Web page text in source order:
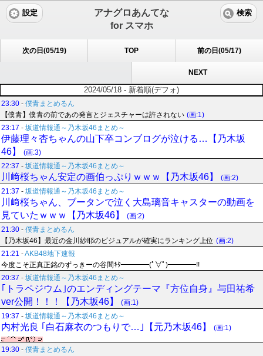
アナグロあんてな
for スマホ
設定 検索
次の日(05/19) TOP 前の日(05/17)
NEXT
2024/05/18 - 新着順(デフォ)
23:30 - 僕青まとめるん
【僕青】僕青の前であの発言とジェスチャーは許されない (画:1)
23:17 - 坂道情報通～乃木坂46まとめ～
伊藤理々杏ちゃんの山下卒コンブログが泣ける…【乃木坂
46】
(画:3)
22:37 - 坂道情報通～乃木坂46まとめ～
川﨑桜ちゃん安定の画伯っぷりｗｗｗ【乃木坂46】
(画:2)
21:37 - 坂道情報通～乃木坂46まとめ～
川﨑桜ちゃん、ブータンで泣く大島璃音キャスターの動画を
見ていたｗｗｗ【乃木坂46】
(画:2)
21:30 - 僕青まとめるん
【乃木坂46】最近の金川紗耶のビジュアルが確実にランキング上位 (画:2)
21:21 -AKB48地下速報
今度こそ正真正銘のずっきーの谷間ｷﾀ━━━━(ﾟ∀ﾟ)━━━━!!
20:37 - 坂道情報通～乃木坂46まとめ～
｢トラペジウム｣のエンディングテーマ『方位自身』与田祐希
ver公開！！！【乃木坂46】
(画:1)
19:37 - 坂道情報通～乃木坂46まとめ～
内村光良 ｢白石麻衣のつもりで…｣【元乃木坂46】 (画:1)
19:30 - 僕青まとめるん